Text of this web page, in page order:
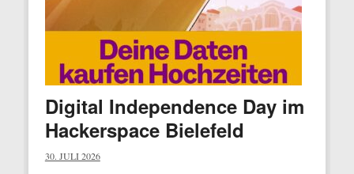
Digital Independence Day im
Hackerspace Bielefeld
30. JULI 2026